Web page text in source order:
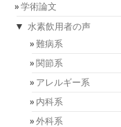
学術論文
▼
水素飲用者の声
難病系
関節系
アレルギー系
内科系
外科系